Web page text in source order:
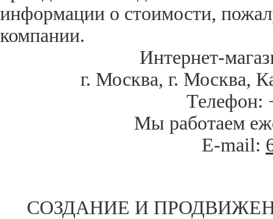
информации о стоимости,
компании.
Интернет-
г. Москва,г. Москва,
Телефон:
Мы работаем
E-mail:
СОЗДАНИЕ И